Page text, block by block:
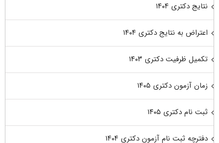
نتایج دکتری ۱۴۰۴
اعتراض به نتایج دکتری ۱۴۰۴
تکمیل ظرفیت دکتری ۱۴۰۳
زمان آزمون دکتری ۱۴۰۵
ثبت نام دکتری ۱۴۰۵
دفترچه ثبت نام آزمون دکتری ۱۴۰۴